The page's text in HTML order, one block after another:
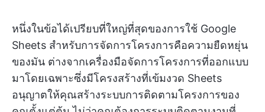
หนึ่งในข้อได้เปรียบที่ใหญ่ที่สุดของการใช้ Google
Sheets สำหรับการจัดการโครงการคือความยืดหยุ่น
ของมัน ต่างจากเครื่องมือจัดการโครงการที่ออกแบบ
มาโดยเฉพาะซึ่งมีโครงสร้างที่เข้มงวด Sheets
อนุญาตให้คุณสร้างระบบการติดตามโครงการของ